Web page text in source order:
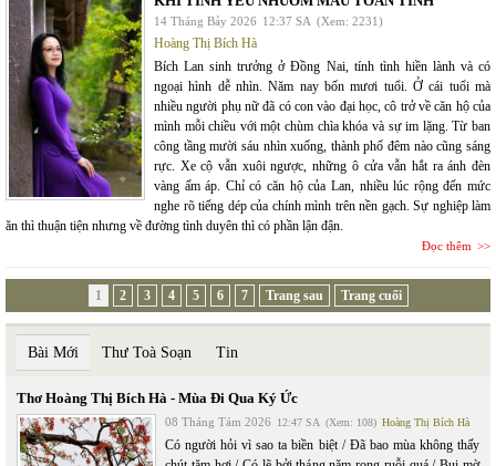
14 Tháng Bảy 2026 12:37 SA (Xem: 2231)
Hoàng Thị Bích Hà
Bích Lan sinh trưởng ở Đồng Nai, tính tình hiền lành và có
ngoại hình dễ nhìn. Năm nay bốn mươi tuổi. Ở cái tuổi mà
nhiều người phụ nữ đã có con vào đại học, cô trở về căn hộ của
mình mỗi chiều với một chùm chìa khóa và sự im lặng. Từ ban
công tầng mười sáu nhìn xuống, thành phố đêm nào cũng sáng
rực. Xe cộ vẫn xuôi ngược, những ô cửa vẫn hắt ra ánh đèn
vàng ấm áp. Chỉ có căn hộ của Lan, nhiều lúc rộng đến mức
nghe rõ tiếng dép của chính mình trên nền gạch. Sự nghiệp làm
ăn thì thuận tiện nhưng về đường tình duyên thì có phần lận đận.
Đọc thêm
1 2 3 4 5 6 7 Trang sau Trang cuối
Bài Mới Thư Toà Soạn Tin
Thơ Hoàng Thị Bích Hà - Mùa Đi Qua Ký Ức
08 Tháng Tám 2026 12:47 SA (Xem: 108) Hoàng Thị Bích Hà
Có người hỏi vì sao ta biền biệt / Đã bao mùa không thấy